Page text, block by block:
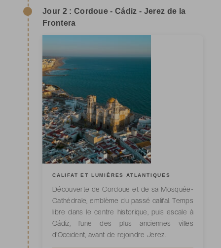
Jour 2 : Cordoue - Cádiz - Jerez de la
Frontera
CALIFAT ET LUMIÈRES ATLANTIQUES
Découverte de Cordoue et de sa Mosquée-
Cathédrale, emblème du passé califal. Temps
libre dans le centre historique, puis escale à
Cádiz, l'une des plus anciennes villes
d'Occident, avant de rejoindre Jerez.